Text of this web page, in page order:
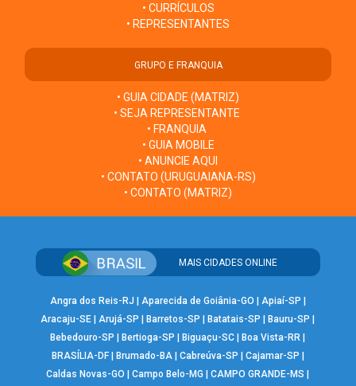
• CURRÍCULOS
• REPRESENTANTES
GRUPO E FRANQUIA
• GUIA CIDADE (MATRIZ)
• SEJA REPRESENTANTE
• FRANQUIA
• GUIA MOBILE
• ANUNCIE AQUI
• CONTATO (URUGUAIANA-RS)
• CONTATO (MATRIZ)
MAIS CIDADES ONLINE
Angra dos Reis-RJ Aparecida de Goiânia-GO Apiaí-SP
Aracaju-SE |Arujá-SP Barretos-SP Batatais-SP Bauru-SP
Bebedouro-SP
Bertioga-SP Biguaçu-SC Boa Vista-RR
BRASÍLIA-DF| Brumado-BA| Cabreúva-SP Cajamar-SP
Caldas Novas-GO
|Campo Belo-MG |CAMPO GRANDE-MS